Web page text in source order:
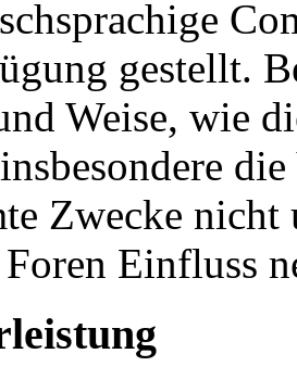
gestellt.
Weise, wie
Zwecke nicht
Einfluss